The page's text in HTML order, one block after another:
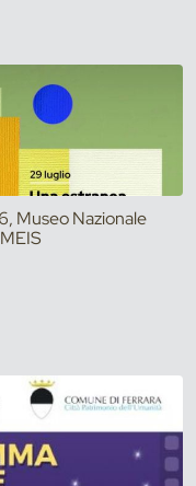
Museo Nazionale